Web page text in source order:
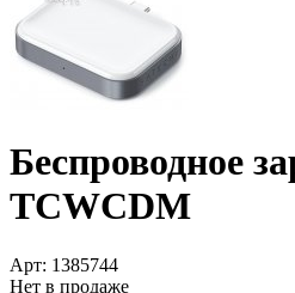
Беспроводное
TCWCDM
Арт: 1385744
Нет в продаже